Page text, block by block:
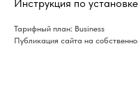
Инструкция по
Тарифный план: Business
Публикация сайта на